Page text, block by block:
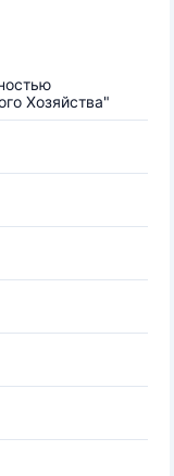
Хозяйства"